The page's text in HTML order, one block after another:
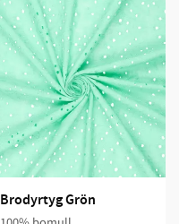
Brodyrtyg Grön